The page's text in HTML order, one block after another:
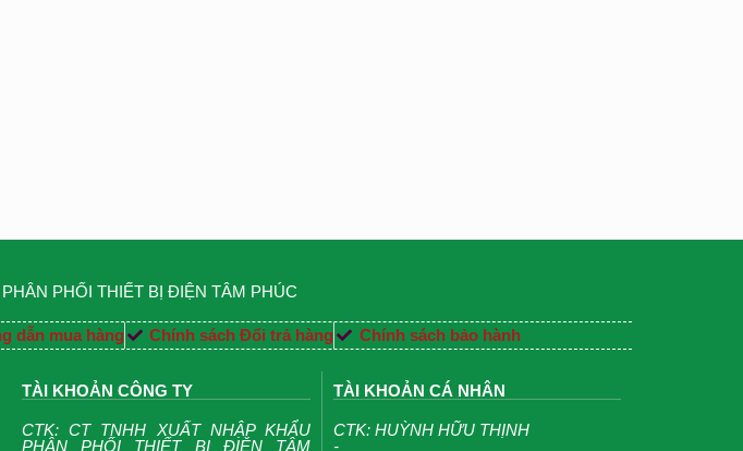
PHỐI THIẾT BỊ ĐIỆN TÂM PHÚC
dẫn mua hàng Chính sách Đổi trả hàng Chính sách bảo hành
TÀI KHOẢN CÔNG TY
CTK: CT TNHH XUẤT NHẬP KHẨU
PHÂN PHỐI THIẾT BỊ ĐIỆN TÂM
TÀI KHOẢN CÁ NHÂN
CTK: HUỲNH HỮU THỊNH
-